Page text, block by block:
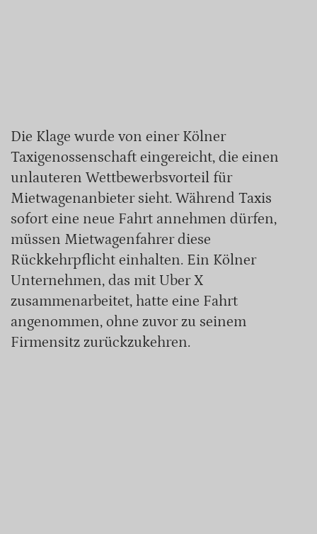
Die Klage wurde von einer Kölner
Taxigenossenschaft eingereicht, die einen
unlauteren Wettbewerbsvorteil für
Mietwagenanbieter sieht. Während Taxis
sofort eine neue Fahrt annehmen dürfen,
müssen Mietwagenfahrer diese
Rückkehrpflicht einhalten. Ein Kölner
Unternehmen, das mit Uber X
zusammenarbeitet, hatte eine Fahrt
angenommen, ohne zuvor zu seinem
Firmensitz zurückzukehren.